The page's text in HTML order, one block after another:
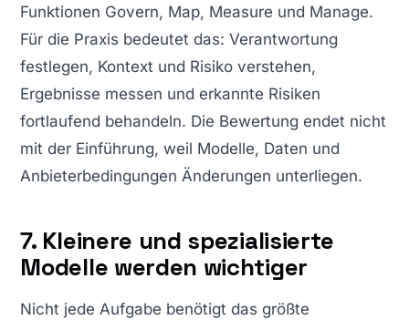
Funktionen Govern, Map, Measure und Manage.
Für die Praxis bedeutet das: Verantwortung
festlegen, Kontext und Risiko verstehen,
Ergebnisse messen und erkannte Risiken
fortlaufend behandeln. Die Bewertung endet nicht
mit der Einführung, weil Modelle, Daten und
Anbieterbedingungen Änderungen unterliegen.
7. Kleinere und spezialisierte
Modelle werden wichtiger
Nicht jede Aufgabe benötigt das größte